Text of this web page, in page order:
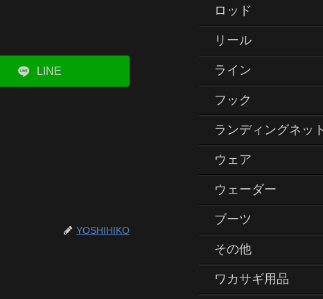
LINE
YOSHIHIKO
ロッド
リール
ライン
フック
ランディングネット
ウェア
ウェーダー
ブーツ
その他
ワカサギ用品